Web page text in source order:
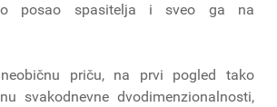
posao spasitelja i sveo ga na
priču, na prvi pogled tako
svakodnevne dvodimenzionalnosti,